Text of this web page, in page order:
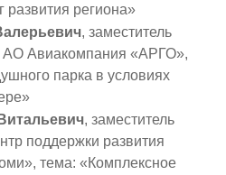
региона»
, заместитель
АО Авиакомпания «АРГО»,
парка в условиях
, заместитель
поддержки развития
тема: «Комплексное